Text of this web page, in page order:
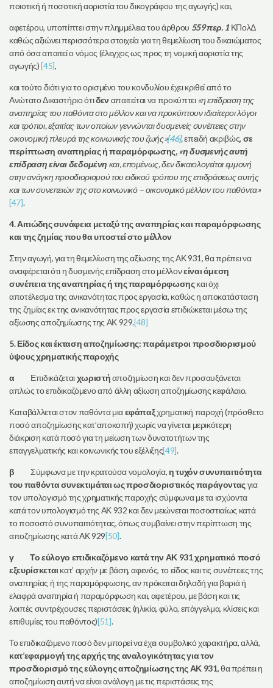
ποιοτική ή ποσοτική αοριστία του δικογράφου της αγωγής) και,
αφετέρου, υποπίπτει στην πλημμέλεια του άρθρου 559 περ. 1 ΚΠολΔ
καθώς αξιώνει περισσότερα στοιχεία για τη θεμελίωση του δικαιώματος
από όσα απαιτεί ο νόμος (έλεγχος ως προς τη νομική αοριστία της
αγωγής)[45],
και τούτο διότι για το ορισμένο του κονδυλίου έχει κριθεί από το
Ανώτατο Δικαστήριο ότιδεν απαιτείται να προκύπτει «η επίδραση της
αναπηρίας του παθόντα στο μέλλον και να προκύπτουν ιδιαίτεροι λόγοι
και τρόποι, εξαιτίας των οποίων γεννώνται δυσμενείς συνέπειες στην
οικονομική πλευρά της κοινωνικής του ζωής»[46],επειδή ακριβώς, σε
περίπτωση αναπηρίας ή παραμόρφωσης, «η δυσμενής αυτή
επίδραση είναι δεδομένη και, επομένως, δεν δικαιολογείται εμμονή
στην ανάγκη προσδιορισμού του ειδικού τρόπου της επιδράσεως αυτής
και των συνεπειών της στο κοινωνικό – οικονομικό μέλλον του παθόντα»
[47].
4. Αιτιώδης συνάφεια μεταξύ της αναπηρίας και παραμόρφωσης
και της ζημίας που θα υποστεί στο μέλλον
Στην αγωγή, για τη θεμελίωση της αξίωσης της ΑΚ 931, θα πρέπει να
αναφέρεται ότι η δυσμενής επίδραση στο μέλλονείναι άμεση
συνέπεια της αναπηρίας ή της παραμόρφωσηςκαι όχι
αποτέλεσμα της ανικανότητας προς εργασία, καθώς η αποκατάσταση
της ζημίας εκ της ανικανότητας προς εργασία επιδιώκεται μέσω της
αξίωσης αποζημίωσης της ΑΚ 929.[48]
5. Είδος και έκταση αποζημίωσης: παράμετροι προσδιορισμού
ύψους χρηματικής παροχής
α Επιδικάζεταιχωριστήαποζημίωση και δεν προσαυξάνεται
απλώς το επιδικαζόμενο από άλλη αξίωση αποζημίωσης κεφάλαιο.
Καταβάλλεται στον παθόντα μιαεφάπαξχρηματική παροχή (πρόσθετο
ποσό αποζημίωσης κατ’αποκοπή) χωρίς να γίνεται μερικότερη
διάκριση κατά ποσό για τη μείωση των δυνατοτήτων της
επαγγελματικής και κοινωνικής του εξέλιξης[49].
βΣύμφωνα με την κρατούσα νομολογία,η τυχόν συνυπαιτιότητα
του παθόντα συνεκτιμάται ως προσδιοριστικός παράγονταςγια
τον υπολογισμό της χρηματικής παροχής σύμφωνα με τα ισχύοντα
κατά τον υπολογισμό της ΑΚ 932 και δεν μειώνεται ποσοστιαίως κατά
το ποσοστό συνυπαιτιότητας, όπως συμβαίνει στην περίπτωση της
αποζημίωσης κατά ΑΚ 929[50].
γ
Το εύλογο επιδικαζόμενο κατά την ΑΚ 931 χρηματικό ποσό
εξευρίσκεται κατ’ αρχήν με βάση, αφενός, το είδος και τις συνέπειες της
αναπηρίας ή της παραμόρφωσης, αν πρόκειται δηλαδή για βαριά ή
ελαφρά αναπηρία ή παραμόρφωση και, αφετέρου, με βάση και τις
λοιπές συντρέχουσες περιστάσεις (ηλικία, φύλο, επάγγελμα, κλίσεις και
επιθυμίες του παθόντος)[51].
Το επιδικαζόμενο ποσό δεν μπορεί να έχει συμβολικό χαρακτήρα, αλλά,
κατ’εφαρμογή της αρχής της αναλογικότητας για τον
προσδιορισμό της εύλογης αποζημίωσης της ΑΚ 931, θα πρέπει η
αποζημίωση αυτή να είναι ανάλογη με τις περιστάσεις της